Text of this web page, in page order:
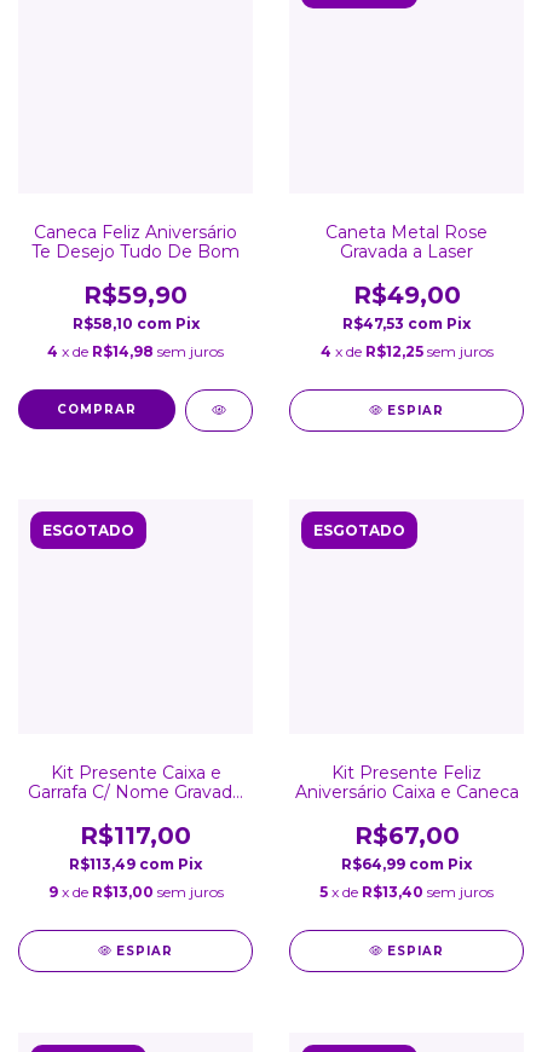
Caneca Feliz Aniversário
Te Desejo Tudo De Bom
R$59,90
R$58,10 com Pix
4 x de R$14,98 sem juros
COMPRAR
Caneta Metal Rose
Gravada a Laser
R$49,00
R$47,53 com Pix
4 x de R$12,25 sem juros
ESPIAR
ESGOTADO
Kit Presente Caixa e
Garrafa C/ Nome Gravado
Fosca
R$117,00
R$113,49 com Pix
9 x de R$13,00 sem juros
ESPIAR
ESGOTADO
Kit Presente Feliz
Aniversário Caixa e Caneca
R$67,00
R$64,99 com Pix
5 x de R$13,40 sem juros
ESPIAR